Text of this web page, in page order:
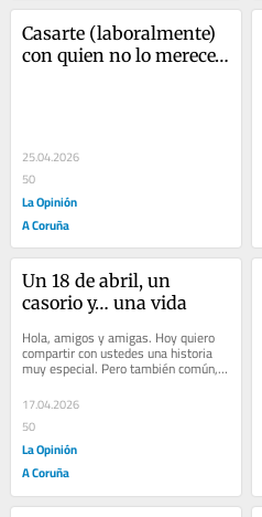
Casarte (laboralmente)
con quien no lo merece…
25.04.2026
50
La Opinión
A Coruña
Un 18 de abril, un
casorio y… una vida
Hola, amigos y amigas. Hoy quiero
compartir con ustedes una historia
muy especial. Pero también común,
porque puede ser también la de
cualquiera de...
17.04.2026
50
La Opinión
A Coruña